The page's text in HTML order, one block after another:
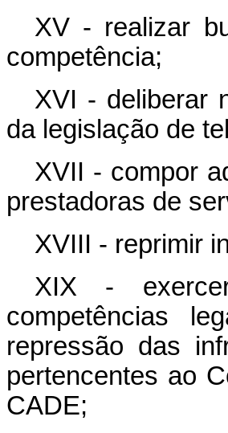
XV - realizar
competência;
XVI - deliberar
da legislação de
XVII - compor
prestadoras de
XVIII - reprimir
XIX -
competências
repressão das
pertencentes ao
CADE;